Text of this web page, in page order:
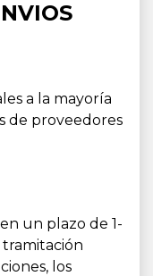
a la mayoría
de proveedores
un plazo de 1-
tramitación
los